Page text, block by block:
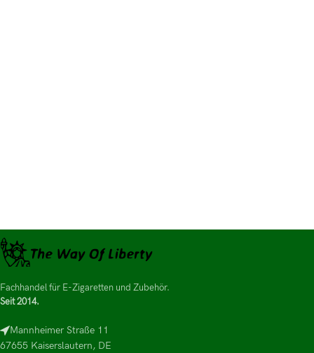
Fachhandel für E-Zigaretten und Zubehör.
Seit 2014.
Mannheimer Straße 11
67655 Kaiserslautern, DE